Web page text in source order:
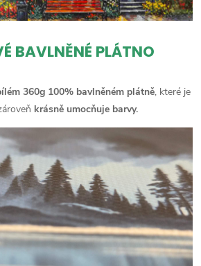
BAVLNĚNÉ PLÁTNO
360g 100% bavlněném plátně, které je
krásně umocňuje barvy.